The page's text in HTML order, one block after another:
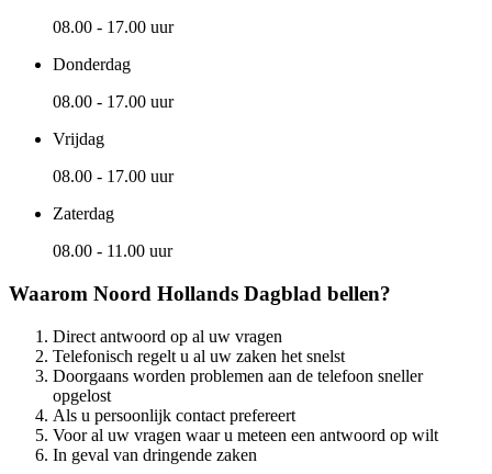
08.00 - 17.00 uur
Donderdag
08.00 - 17.00 uur
Vrijdag
08.00 - 17.00 uur
Zaterdag
08.00 - 11.00 uur
Waarom Noord Hollands Dagblad bellen?
Direct antwoord op al uw vragen
Telefonisch regelt u al uw zaken het snelst
Doorgaans worden problemen aan de telefoon sneller
opgelost
Als u persoonlijk contact prefereert
Voor al uw vragen waar u meteen een antwoord op wilt
In geval van dringende zaken